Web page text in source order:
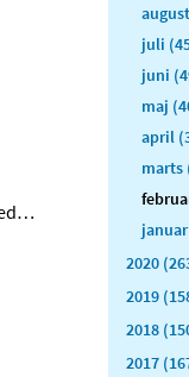
…
juli
juni
maj
april
marts
2020
2019
2018
2017